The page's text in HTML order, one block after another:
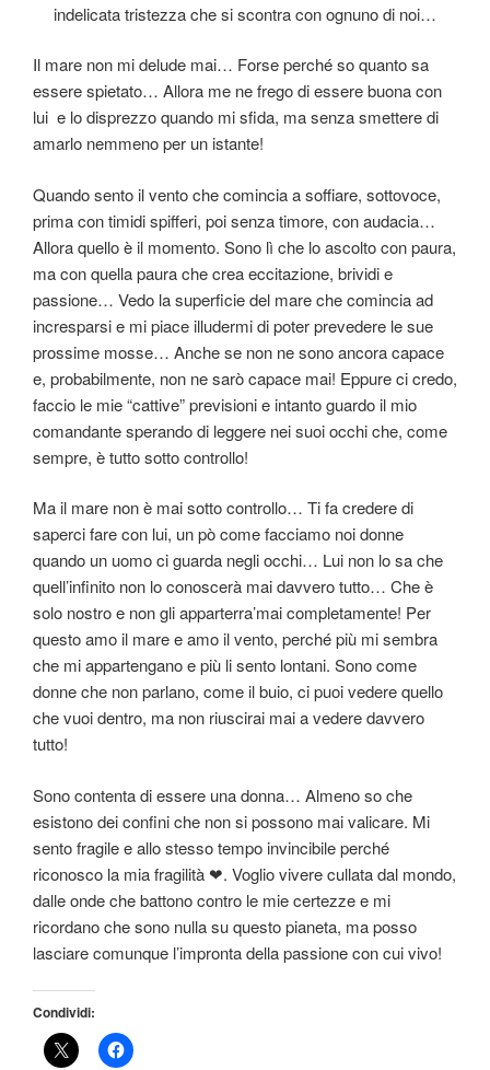
indelicata tristezza che si scontra con ognuno di noi…
Il mare non mi delude mai… Forse perché so quanto sa
essere spietato… Allora me ne frego di essere buona con
lui e lo disprezzo quando mi sfida, ma senza smettere di
amarlo nemmeno per un istante!
Quando sento il vento che comincia a soffiare, sottovoce,
prima con timidi spifferi, poi senza timore, con audacia…
Allora quello è il momento. Sono lì che lo ascolto con paura,
ma con quella paura che crea eccitazione, brividi e
passione… Vedo la superficie del mare che comincia ad
incresparsi e mi piace illudermi di poter prevedere le sue
prossime mosse… Anche se non ne sono ancora capace
e, probabilmente, non ne sarò capace mai! Eppure ci credo,
faccio le mie “cattive” previsioni e intanto guardo il mio
comandante sperando di leggere nei suoi occhi che, come
sempre, è tutto sotto controllo!
Ma il mare non è mai sotto controllo… Ti fa credere di
saperci fare con lui, un pò come facciamo noi donne
quando un uomo ci guarda negli occhi… Lui non lo sa che
quell’infinito non lo conoscerà mai davvero tutto… Che è
solo nostro e non gli apparterra’mai completamente! Per
questo amo il mare e amo il vento, perché più mi sembra
che mi appartengano e più li sento lontani. Sono come
donne che non parlano, come il buio, ci puoi vedere quello
che vuoi dentro, ma non riuscirai mai a vedere davvero
tutto!
Sono contenta di essere una donna… Almeno so che
esistono dei confini che non si possono mai valicare. Mi
sento fragile e allo stesso tempo invincibile perché
riconosco la mia fragilità ❤. Voglio vivere cullata dal mondo,
dalle onde che battono contro le mie certezze e mi
ricordano che sono nulla su questo pianeta, ma posso
lasciare comunque l’impronta della passione con cui vivo!
Condividi: